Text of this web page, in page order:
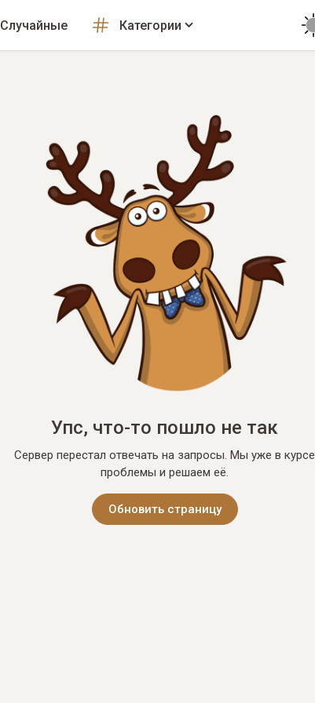
Случайные Категории
Упс, что-то пошло не так
Сервер перестал отвечать на запросы. Мы уже в курсе
проблемы и решаем её.
Обновить страницу